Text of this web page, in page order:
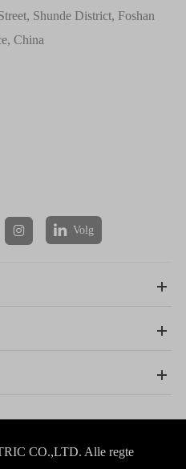
Shunde District, Foshan
China
 Volg
CO.,LTD. Alle regte